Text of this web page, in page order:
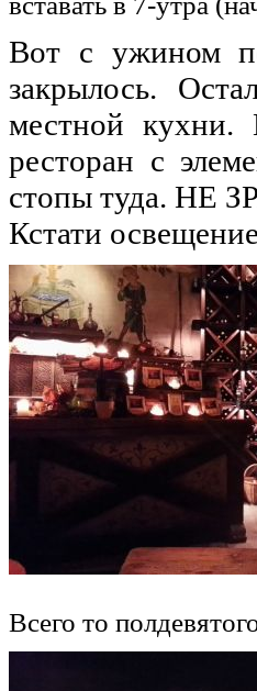
Вот с ужином
закрылось.
местной
ресторан с
стопы туда. НЕ
Кстати
Всего то